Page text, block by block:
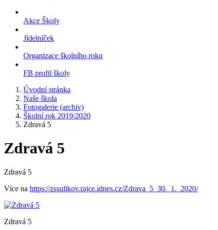
Akce Školy
Jídelníček
Organizace školního roku
FB profil školy
Úvodní stránka
Naše škola
Fotogalerie (archiv)
Školní rok 2019/2020
Zdravá 5
Zdravá 5
Zdravá 5
Více na https://zssulikov.rajce.idnes.cz/Zdrava_5_30._1._2020/
Zdravá 5